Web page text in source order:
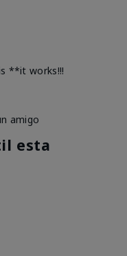
**it works!!!
amigo
esta